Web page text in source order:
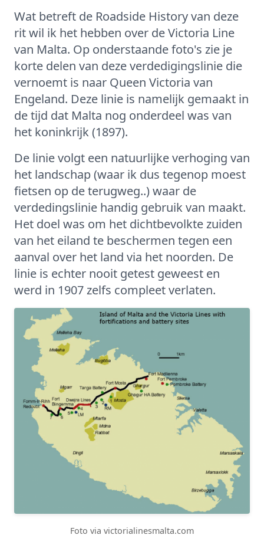
Wat betreft de Roadside History van deze
rit wil ik het hebben over de Victoria Line
van Malta. Op onderstaande foto's zie je
korte delen van deze verdedigingslinie die
vernoemt is naar Queen Victoria van
Engeland. Deze linie is namelijk gemaakt in
de tijd dat Malta nog onderdeel was van
het koninkrijk (1897).
De linie volgt een natuurlijke verhoging van
het landschap (waar ik dus tegenop moest
fietsen op de terugweg..) waar de
verdedingslinie handig gebruik van maakt.
Het doel was om het dichtbevolkte zuiden
van het eiland te beschermen tegen een
aanval over het land via het noorden. De
linie is echter nooit getest geweest en
werd in 1907 zelfs compleet verlaten.
Foto via victorialinesmalta.com